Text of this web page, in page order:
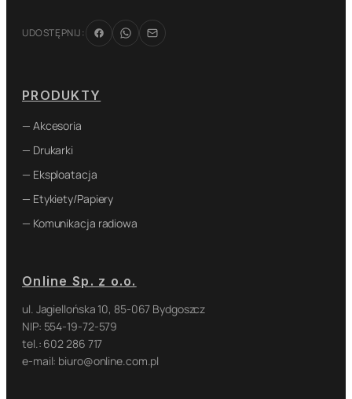
UDOSTĘPNIJ:
PRODUKTY
— Akcesoria
— Drukarki
— Eksploatacja
— Etykiety/Papiery
— Komunikacja radiowa
Online Sp. z o.o.
ul. Jagiellońska 10, 85-067 Bydgoszcz
NIP: 554-19-72-579
tel.: 602 286 717
e-mail: biuro@online.com.pl